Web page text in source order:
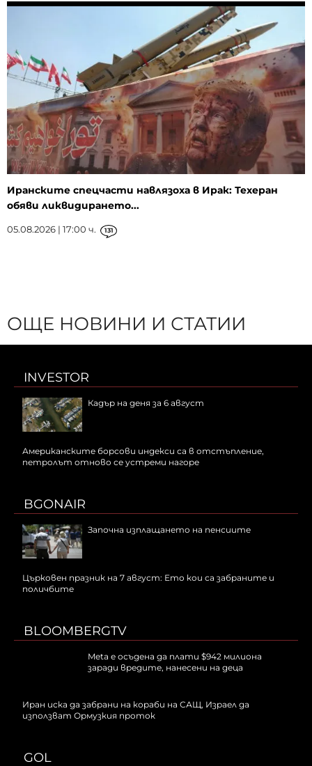
Иранските спецчасти навлязоха в Ирак: Техеран
обяви ликвидирането...
05.08.2026 | 17:00 ч. 131
ОЩЕ НОВИНИ И СТАТИИ
INVESTOR
Кадър на деня за 6 август
Американските борсови индекси са в отстъпление,
петролът отново се устреми нагоре
BGONAIR
Започна изплащането на пенсиите
Църковен празник на 7 август: Ето кои са забраните и
поличбите
BLOOMBERGTV
Meta е осъдена да плати $942 милиона
заради вредите, нанесени на деца
Иран иска да забрани на кораби на САЩ, Израел да
използват Ормузкия проток
GOL